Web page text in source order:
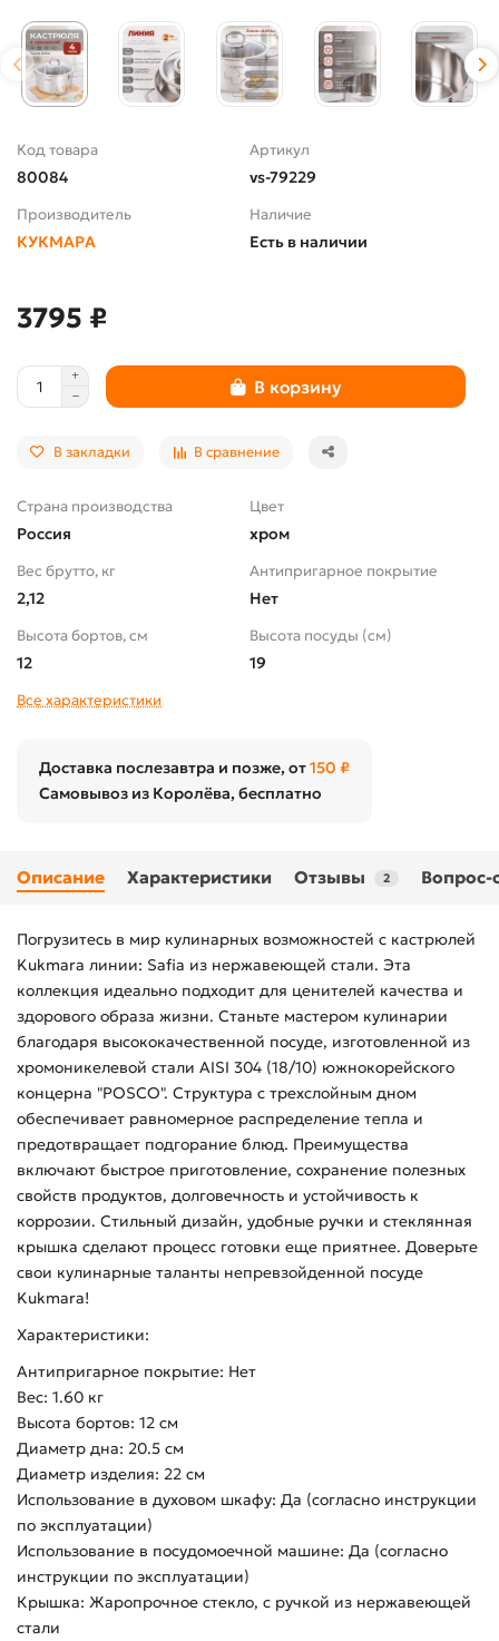
Код товара
80084
Артикул
vs-79229
Производитель
КУКМАРА
Наличие
Есть в наличии
3795 ₽
В корзину
В закладки В сравнение
Страна производства
Россия
Цвет
хром
Вес брутто, кг
2,12
Антипригарное покрытие
Нет
Высота бортов, см
12
Высота посуды (cм)
19
Все характеристики
Доставка послезавтра и позже, от150 ₽
Самовывоз из Королёва, бесплатно
Описание Характеристики Отзывы 2 Вопрос-
Погрузитесь в мир кулинарных возможностей с кастрюлей
Kukmara линии: Safia из нержавеющей стали. Эта
коллекция идеально подходит для ценителей качества и
здорового образа жизни. Станьте мастером кулинарии
благодаря высококачественной посуде, изготовленной из
хромоникелевой стали AISI 304 (18/10) южнокорейского
концерна "POSCO". Структура с трехслойным дном
обеспечивает равномерное распределение тепла и
предотвращает подгорание блюд. Преимущества
включают быстрое приготовление, сохранение полезных
свойств продуктов, долговечность и устойчивость к
коррозии. Стильный дизайн, удобные ручки и стеклянная
крышка сделают процесс готовки еще приятнее. Доверьте
свои кулинарные таланты непревзойденной посуде
Kukmara!
Характеристики:
Антипригарное покрытие: Нет
Вес: 1.60 кг
Высота бортов: 12 см
Диаметр дна: 20.5 см
Диаметр изделия: 22 см
Использование в духовом шкафу: Да (согласно инструкции
по эксплуатации)
Использование в посудомоечной машине: Да (согласно
инструкции по эксплуатации)
Крышка: Жаропрочное стекло, с ручкой из нержавеющей
стали